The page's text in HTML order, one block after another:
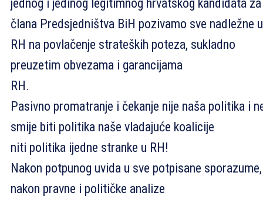
jednog i jedinog legitimnog hrvatskog kandidata za
člana Predsjedništva BiH pozivamo sve nadležne u
RH na povlačenje strateških poteza, sukladno
preuzetim obvezama i garancijama
RH.
Pasivno promatranje i čekanje nije naša politika i
smije biti politika naše vladajuće koalicije
niti politika ijedne stranke u RH!
Nakon potpunog uvida u sve potpisane sporazume,
nakon pravne i političke analize